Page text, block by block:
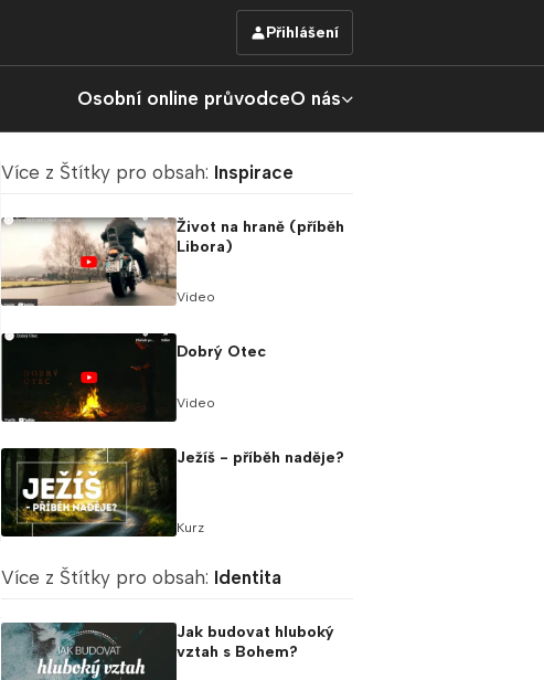
Přihlášení
Osobní online průvodceO nás
Více z Štítky pro obsah: Inspirace
Život na hraně (příběh
Libora)
Video
Dobrý Otec
Video
Ježíš - příběh naděje?
Kurz
Více z Štítky pro obsah: Identita
Jak budovat hluboký
vztah s Bohem?